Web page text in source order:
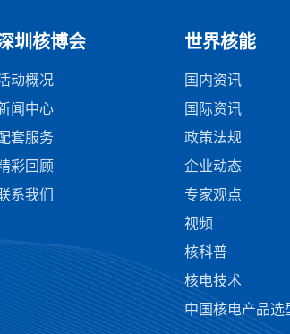
圳核博会
动概况
闻中心
套服务
彩回顾
系我们
世界核能
国内资讯
国际资讯
政策法规
企业动态
专家观点
视频
核科普
核电技术
中国核电产品选